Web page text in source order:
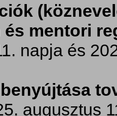
és mentori
napja és
augusztus